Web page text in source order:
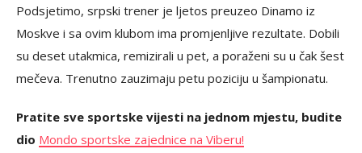
Podsjetimo, srpski trener je ljetos preuzeo Dinamo iz
Moskve i sa ovim klubom ima promjenljive rezultate. Dobili
su deset utakmica, remizirali u pet, a poraženi su u čak šest
mečeva. Trenutno zauzimaju petu poziciju u šampionatu.
Pratite sve sportske vijesti na jednom mjestu, budite
dio Mondo sportske zajednice na Viberu!